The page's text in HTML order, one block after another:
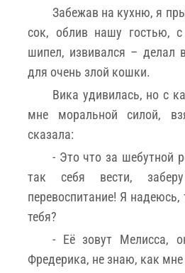
Забежав на кухню, я
сок, облив нашу гостью,
шипел, извивался – делал
для очень злой кошки.
Вика удивилась, но с
мне моральной силой,
сказала:
- Это что за шебутной
так себя вести,
перевоспитание! Я
тебя?
- Её зовут Мелисса,
Фредерика, не знаю, как мне